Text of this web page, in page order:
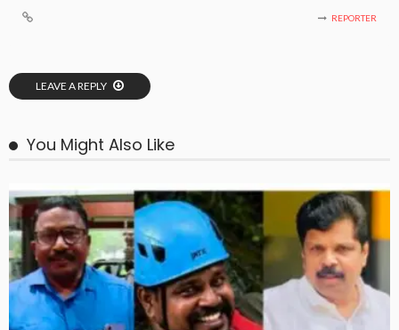
REPORTER
LEAVE A REPLY
You Might Also Like